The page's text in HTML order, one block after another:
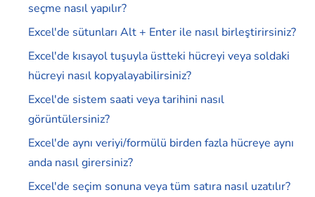
seçme nasıl yapılır?
Excel'de sütunları Alt + Enter ile nasıl birleştirirsiniz?
Excel'de kısayol tuşuyla üstteki hücreyi veya soldaki
hücreyi nasıl kopyalayabilirsiniz?
Excel'de sistem saati veya tarihini nasıl
görüntülersiniz?
Excel'de aynı veriyi/formülü birden fazla hücreye aynı
anda nasıl girersiniz?
Excel'de seçim sonuna veya tüm satıra nasıl uzatılır?